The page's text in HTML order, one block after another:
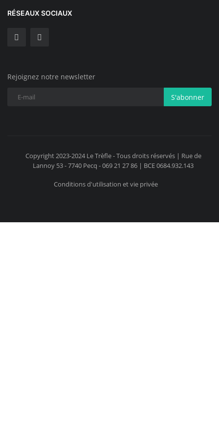
RÉSEAUX SOCIAUX
Rejoignez notre newsletter
S'abonner
Copyright 2023-2024 Le Trèfle - Tous droits réservés | Rue de
Lannoy 53 - 7740 Pecq - 069 21 27 86 | BCE 0684.932.143
Conditions d'utilisation et vie privée